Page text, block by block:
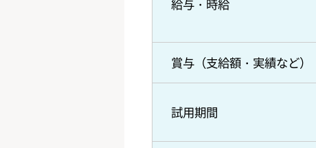
給与・時給
賞与（支給額・実績など）
試用期間